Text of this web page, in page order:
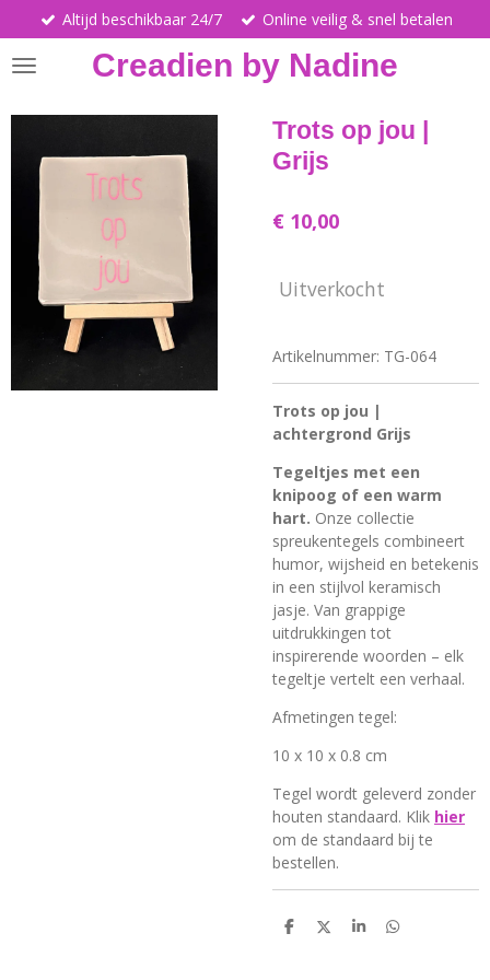
direct
naar
hoofdinhoud
Creadien by Nadine
Altijd beschikbaar 24/7 Online veilig & snel betalen
Trots op jou |
Grijs
€ 10,00
Uitverkocht
Artikelnummer: TG-064
Trots op jou |
achtergrond Grijs
Tegeltjes met een
knipoog of een warm
hart. Onze collectie
spreukentegels combineert
humor, wijsheid en betekenis
in een stijlvol keramisch
jasje. Van grappige
uitdrukkingen tot
inspirerende woorden – elk
tegeltje vertelt een verhaal.
Afmetingen tegel:
10 x 10 x 0.8 cm
Tegel wordt geleverd zonder
houten standaard. Klik hier
om de standaard bij te
bestellen.
D
D
S
D